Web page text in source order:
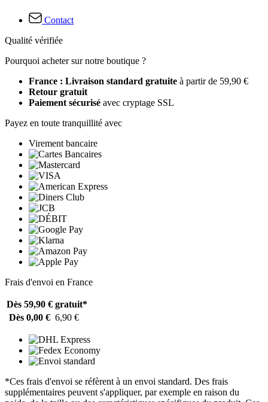
Contact
Qualité vérifiée
Pourquoi acheter sur notre boutique ?
France : Livraison standard gratuite à partir de 59,90 €
Retour gratuit
Paiement sécurisé avec cryptage SSL
Payez en toute tranquillité avec
Virement bancaire
Frais d'envoi en France
Dès 59,90 € gratuit*
Dès 0,00 € 6,90 €
*Ces frais d'envoi se réfèrent à un envoi standard. Des frais
supplémentaires peuvent s'appliquer, par exemple en raison du